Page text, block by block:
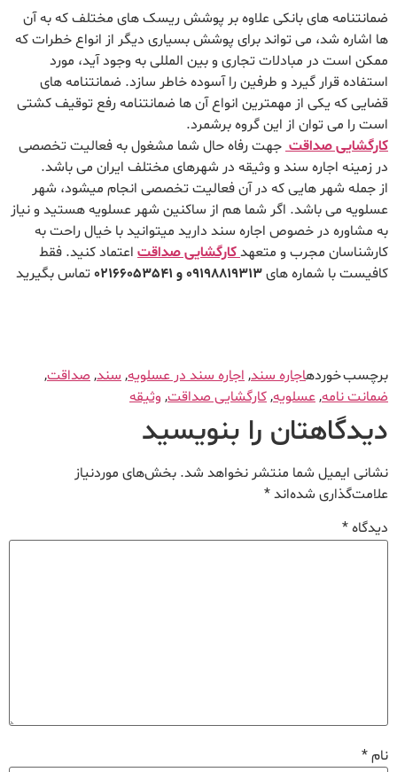
ضمانتنامه های بانکی علاوه بر پوشش ریسک های مختلف که به آن
ها اشاره شد، می تواند برای پوشش بسیاری دیگر از انواع خطرات که
ممکن است در مبادلات تجاری و بین المللی به وجود آید، مورد
استفاده قرار گیرد و طرفین را آسوده خاطر سازد. ضمانتنامه های
قضایی که یکی از مهمترین انواع آن ها ضمانتنامه رفع توقیف کشتی
است را می توان از این گروه برشمرد.
کارگشایی صداقت جهت رفاه حال شما مشغول به فعالیت تخصصی
در زمینه اجاره سند و وثیقه در شهرهای مختلف ایران می باشد.
از جمله شهر هایی که در آن فعالیت تخصصی انجام میشود، شهر
عسلویه می باشد. اگر شما هم از ساکنین شهر عسلویه هستید و نیاز
به مشاوره در خصوص اجاره سند دارید میتوانید با خیال راحت به
کارشناسان مجرب و متعهدکارگشایی صداقت اعتماد کنید. فقط
کافیست با شماره های09198819313و 02166053541 تماس بگیرید
برچسب خوردهاجاره سند,اجاره سند در عسلویه,سند,صداقت,
ضمانت نامه,عسلویه,کارگشایی صداقت, وثیقه
دیدگاهتان را بنویسید
نشانی ایمیل شما منتشر نخواهد شد. بخش‌های موردنیاز
علامت‌گذاری شده‌اند*
دیدگاه*
نام*